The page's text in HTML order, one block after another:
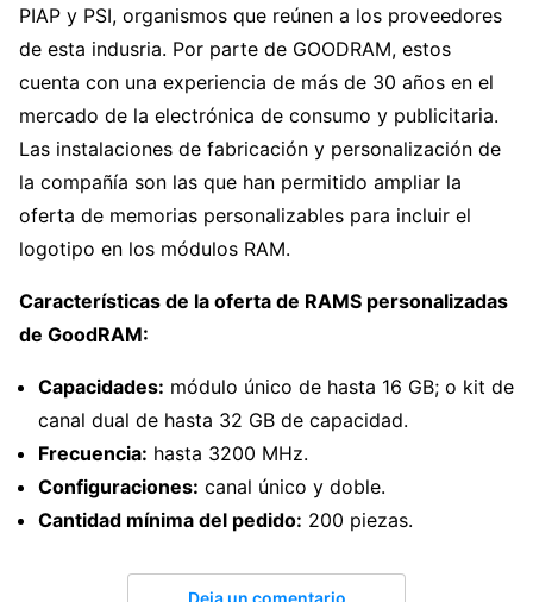
PIAP y PSI, organismos que reúnen a los proveedores
de esta indusria. Por parte de GOODRAM, estos
cuenta con una experiencia de más de 30 años en el
mercado de la electrónica de consumo y publicitaria.
Las instalaciones de fabricación y personalización de
la compañía son las que han permitido ampliar la
oferta de memorias personalizables para incluir el
logotipo en los módulos RAM.
Características de la oferta de RAMS personalizadas
de GoodRAM:
Capacidades: módulo único de hasta 16 GB; o kit de
canal dual de hasta 32 GB de capacidad.
Frecuencia: hasta 3200 MHz.
Configuraciones: canal único y doble.
Cantidad mínima del pedido: 200 piezas.